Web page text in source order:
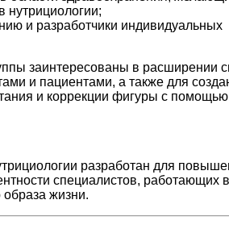
нутрициологии;
и разработчики индивидуальных
заинтересованы в расширении
и пациентами, а также для
и коррекции фигуры с помощью
разработан для
специалистов, работающих в
жизни.